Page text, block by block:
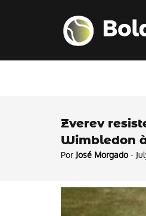
Zverev
Wimbledon
PorJosé Morgado-